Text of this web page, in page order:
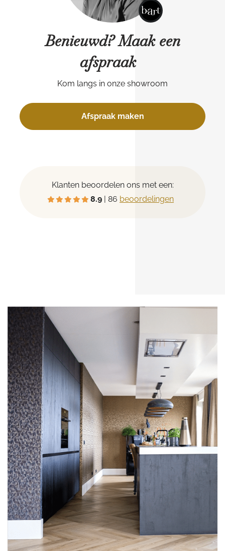
Benieuwd? Maak een
afspraak
Kom langs in onze showroom
Afspraak maken
Klanten beoordelen ons met een:
8.9 | 86 beoordelingen